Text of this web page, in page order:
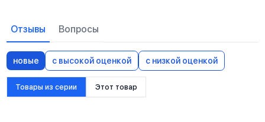
Отзывы Вопросы
новые с высокой оценкой с низкой оценкой
Товары из серии Этот товар